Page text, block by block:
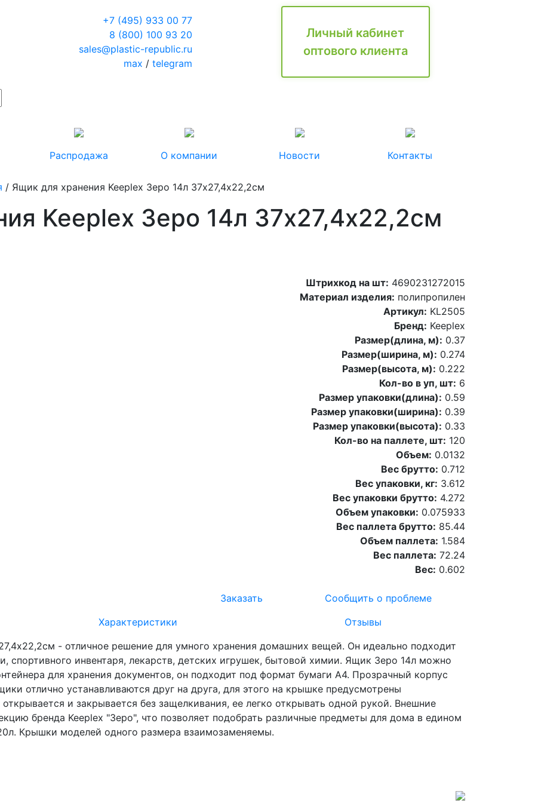
+7 (495) 933 00 77
8 (800) 100 93 20
sales@plastic-republic.ru
max / telegram
Личный кабинет
оптового клиента
Распродажа О компании Новости Контакты
/ Ящик для хранения Keeplex Зеро 14л 37х27,4х22,2см
Keeplex Зеро 14л 37х27,4х22,2см
Штрихкод на шт: 4690231272015
Материал изделия: полипропилен
Артикул: KL2505
Бренд: Keeplex
Размер(длина, м): 0.37
Размер(ширина, м): 0.274
Размер(высота, м): 0.222
Кол-во в уп, шт: 6
Размер упаковки(длина): 0.59
Размер упаковки(ширина): 0.39
Размер упаковки(высота): 0.33
Кол-во на паллете, шт: 120
Объем: 0.0132
Вес брутто: 0.712
Вес упаковки, кг: 3.612
Вес упаковки брутто: 4.272
Объем упаковки: 0.075933
Вес паллета брутто: 85.44
Объем паллета: 1.584
Вес паллета: 72.24
Вес: 0.602
Заказать
Сообщить о проблеме
Характеристики
Отзывы
- отличное решение для умного хранения домашних вещей. Он идеально подходит
спортивного инвентаря, лекарств, детских игрушек, бытовой химии. Ящик Зеро 14л можно
для хранения документов, он подходит под формат бумаги А4. Прозрачный корпус
отлично устанавливаются друг на друга, для этого на крышке предусмотрены
и закрывается без защелкивания, ее легко открывать одной рукой. Внешние
бренда Keeplex "Зеро", что позволяет подобрать различные предметы для дома в едином
Крышки моделей одного размера взаимозаменяемы.